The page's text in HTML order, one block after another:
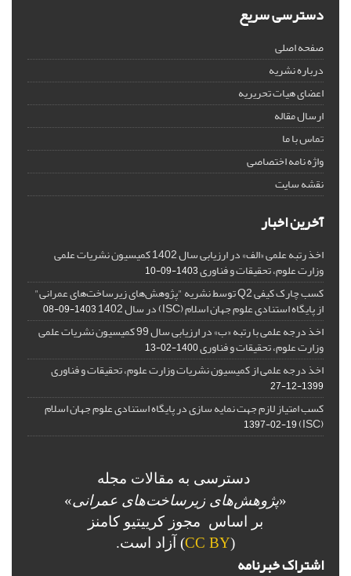
دسترسی سریع
صفحه اصلی
درباره نشریه
اعضای هیات تحریریه
ارسال مقاله
تماس با ما
واژه نامه اختصاصی
نقشه سایت
آخرین اخبار
اخذ رتبه علمی «الف» در ارزیابی سال 1402 کمیسیون نشریات علمی
وزارت علوم، تحقیقات و فناوری1403-09-10
کسب چارک کیفی Q2 توسط نشریه "پژوهش‌های زیرساخت‌های عمرانی"
از پایگاه استنادی علوم جهان اسلام (ISC) در سال 1402 1403-09-08
اخذ درجه علمی با رتبه «ب» در ارزیابی سال 99 کمیسیون نشریات علمی
وزارت علوم، تحقیقات و فناوری1400-02-13
اخذ درجه علمی از کمیسیون نشریات وزارت علوم، تحقیقات و فناوری
1399-12-27
کسب امتیاز لازم جهت نمایه سازی در پایگاه استنادی علوم جهان اسلام
(ISC)
1397-02-19
دسترسی به مقالات مجله
«پژوهش‌های زیرساخت‌های عمرانی»
بر اساس مجوز کرییتیو کامنز
(
CC BY) آزاد است.
اشتراک خبرنامه